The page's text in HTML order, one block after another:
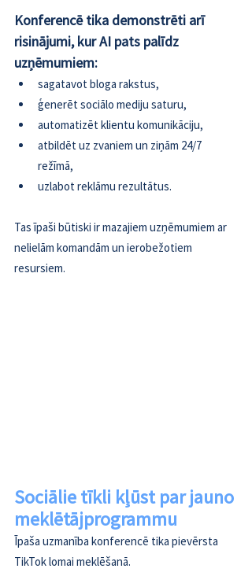
Konferencē tika demonstrēti arī
risinājumi, kur AI pats palīdz
uzņēmumiem:
sagatavot bloga rakstus,
ģenerēt sociālo mediju saturu,
automatizēt klientu komunikāciju,
atbildēt uz zvaniem un ziņām 24/7
režīmā,
uzlabot reklāmu rezultātus.
Tas īpaši būtiski ir mazajiem uzņēmumiem ar
nelielām komandām un ierobežotiem
resursiem.
Sociālie tīkli kļūst par jauno
meklētājprogrammu
Īpaša uzmanība konferencē tika pievērsta
TikTok lomai meklēšanā.